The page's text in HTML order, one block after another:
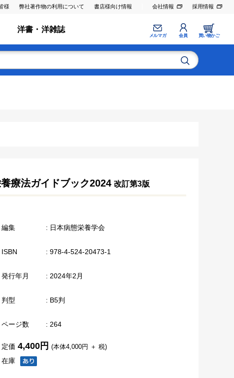
様 弊社著作物の利用について 書店様向け情報 会社情報 採用情報
洋書・洋雑誌
メルマガ 会員 買い物かご
療法ガイドブック2024 改訂第3版
編集 : 日本病態栄養学会
ISBN : 978-4-524-20473-1
発行年月 : 2024年2月
判型 : B5判
ページ数 : 264
在庫
定価 4,400円 (本体4,000円 ＋ 税)